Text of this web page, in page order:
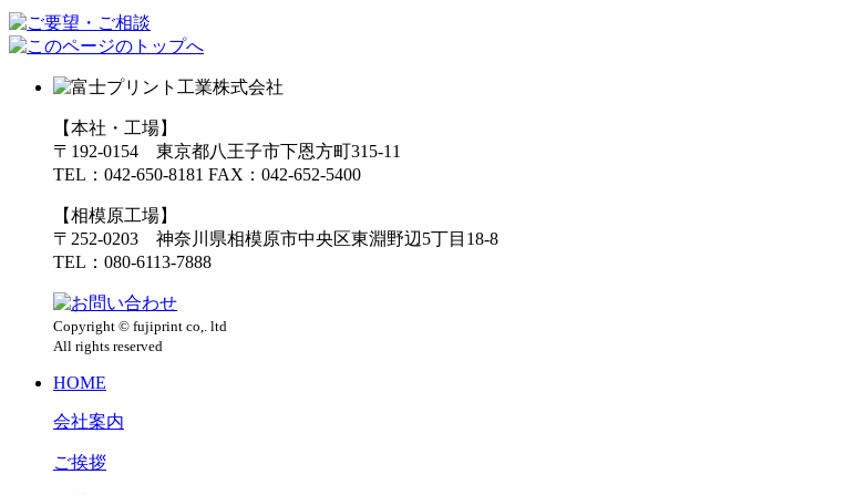
【本社・工場】
〒192-0154 東京都八王子市下恩方町315-11
TEL：042-650-8181 FAX：042-652-5400
【相模原工場】
〒252-0203 神奈川県相模原市中央区東淵野辺5丁目18-8
TEL：080-6113-7888
Copyright © fujiprint co,. ltd
All rights reserved
HOME
会社案内
ご挨拶